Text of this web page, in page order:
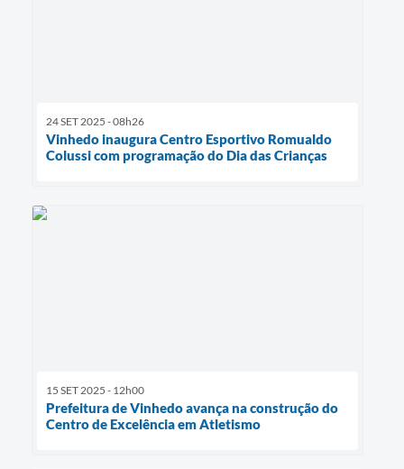
24 SET 2025 - 08h26
Vinhedo inaugura Centro Esportivo Romualdo
Colussi com programação do Dia das Crianças
15 SET 2025 - 12h00
Prefeitura de Vinhedo avança na construção do
Centro de Excelência em Atletismo